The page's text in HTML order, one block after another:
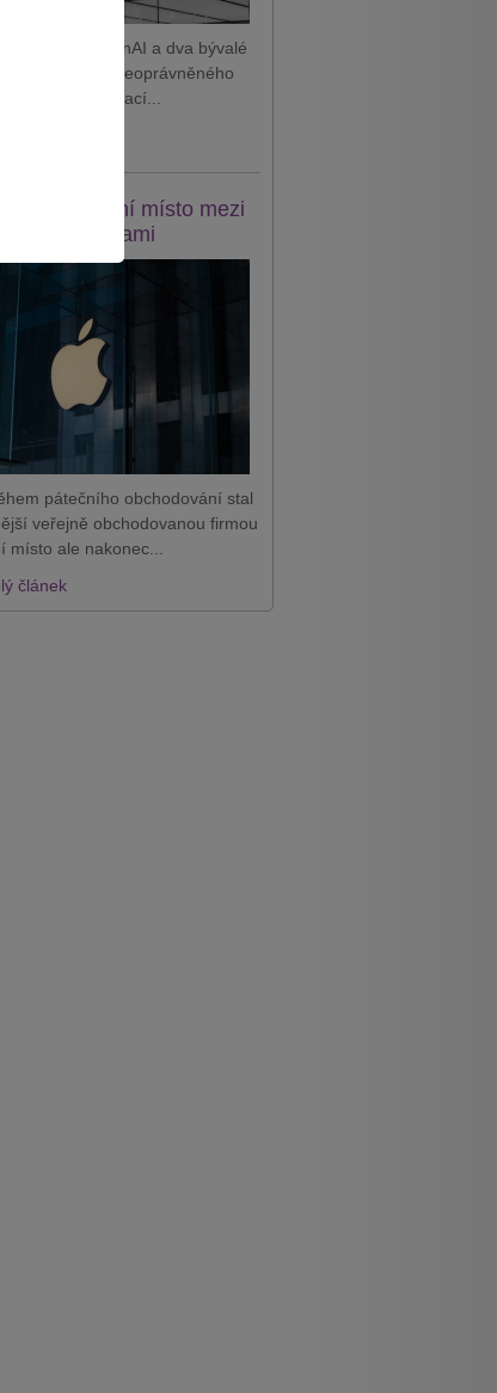
žalobu na OpenAI a dva bývalé
které viní z neoprávněného
informací...
vrátil na první místo mezi
firmami
pátečního obchodování stal
veřejně obchodovanou firmou
místo ale nakonec...
článek